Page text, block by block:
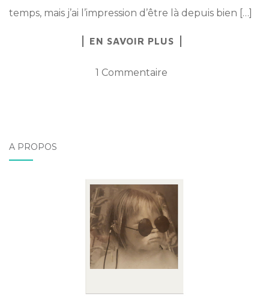
temps, mais j’ai l’impression d’être là depuis bien […]
EN SAVOIR PLUS
1 Commentaire
A PROPOS